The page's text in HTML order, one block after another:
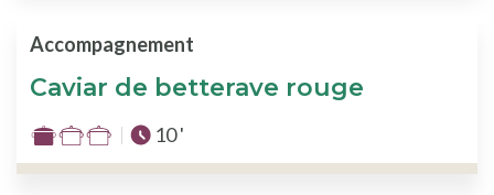
sur
Caviar de betterave rouge
Accompagnement
Difficulté
:
Temps total :
10 '